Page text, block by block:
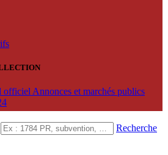
officiel Annonces et marchés publics
Recherche